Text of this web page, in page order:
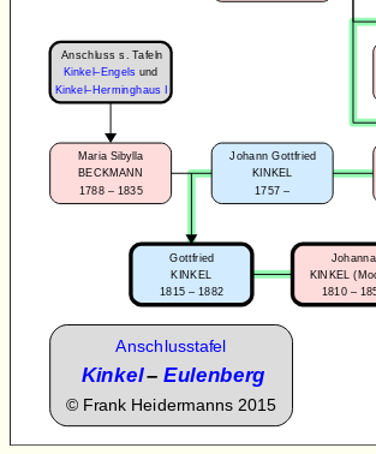
Anschlusstafel
Kinkel–Eulenberg
© Frank Heidermanns 2015
Johann Gottfried
KINKEL
1757 –
Maria Sibylla
BECKMANN
1788 – 1835
Gottfried
KINKEL
1815 – 1882
Johanna
KINKEL
1810 –
Anschluss s. Tafeln
Kinkel–Engels und
Kinkel–Herminghaus I